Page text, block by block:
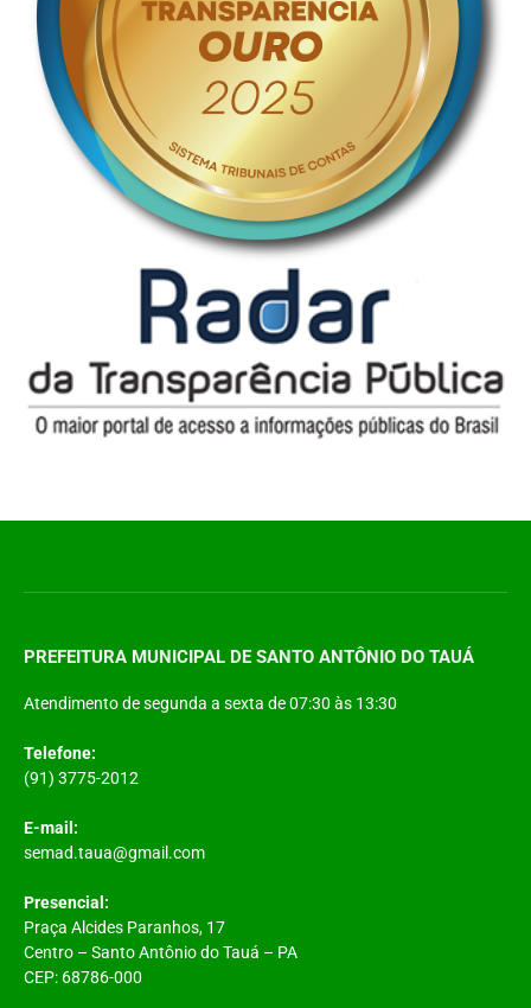
PREFEITURA MUNICIPAL DE SANTO ANTÔNIO DO TAUÁ
Atendimento de segunda a sexta de 07:30 às 13:30
Telefone:
(91) 3775-2012
E-mail:
semad.taua@gmail.com
Presencial:
Praça Alcides Paranhos, 17
Centro – Santo Antônio do Tauá – PA
CEP: 68786-000